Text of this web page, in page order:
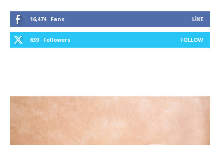
16,474 Fans LIKE
639 Followers FOLLOW